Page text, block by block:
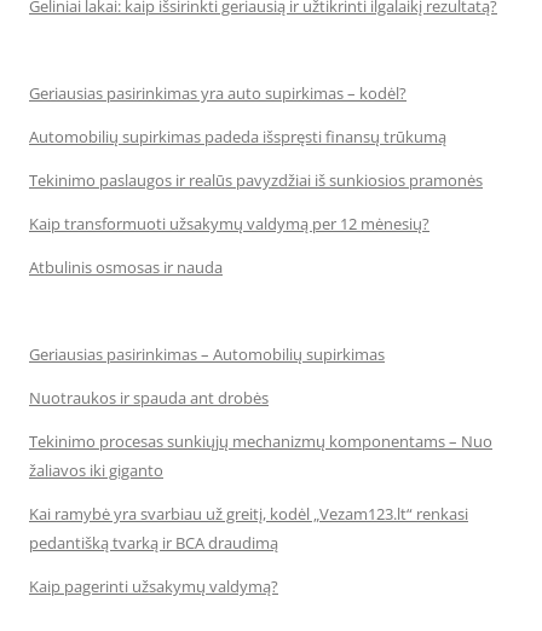
Geliniai lakai: kaip išsirinkti geriausią ir užtikrinti ilgalaikį rezultatą?
Geriausias pasirinkimas yra auto supirkimas – kodėl?
Automobilių supirkimas padeda išspręsti finansų trūkumą
Tekinimo paslaugos ir realūs pavyzdžiai iš sunkiosios pramonės
Kaip transformuoti užsakymų valdymą per 12 mėnesių?
Atbulinis osmosas ir nauda
Geriausias pasirinkimas – Automobilių supirkimas
Nuotraukos ir spauda ant drobės
Tekinimo procesas sunkiųjų mechanizmų komponentams – Nuo
žaliavos iki giganto
Kai ramybė yra svarbiau už greitį, kodėl „Vezam123.lt“ renkasi
pedantišką tvarką ir BCA draudimą
Kaip pagerinti užsakymų valdymą?